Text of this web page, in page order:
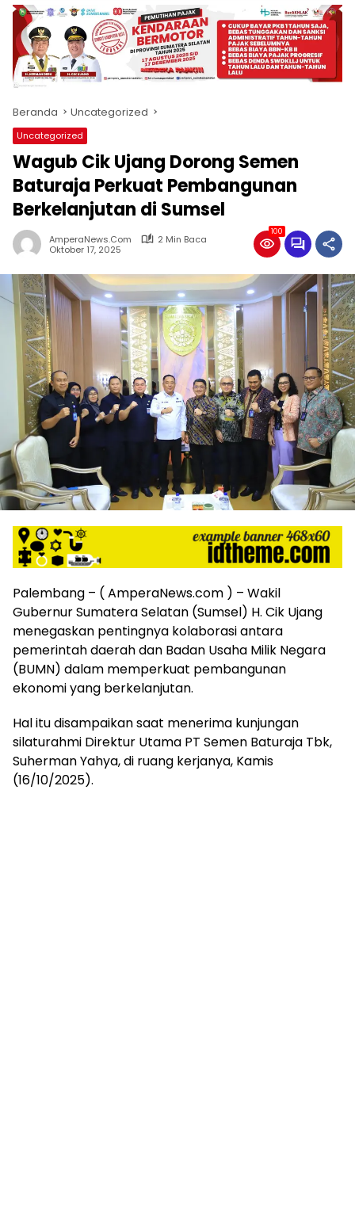
produk
antara
lain
mampu
menjadi
komunikasi
usaha
(beriklan),
fokus
pada
pemberitaan
nasional
maupun
international,
lokal
dan
dinamis,
memiliki
kisaran
harga
iklan
yang
relatif
lebih
murah
dari
Koran
maupun
media
siber
lainnya,
desain
dan
media
siber
lebih
eksklusif,
bergaya
trendi,
unsur
edukasi,
gaya
hidup,
Beranda Uncategorized
Uncategorized
Wagub Cik Ujang Dorong Semen
Baturaja Perkuat Pembangunan
Berkelanjutan di Sumsel
AmperaNews.Com
2 Min Baca
Oktober 17, 2025
100
Palembang – ( AmperaNews.com ) – Wakil
Gubernur Sumatera Selatan (Sumsel) H. Cik Ujang
menegaskan pentingnya kolaborasi antara
pemerintah daerah dan Badan Usaha Milik Negara
(BUMN) dalam memperkuat pembangunan
ekonomi yang berkelanjutan.
Hal itu disampaikan saat menerima kunjungan
silaturahmi Direktur Utama PT Semen Baturaja Tbk,
Suherman Yahya, di ruang kerjanya, Kamis
(16/10/2025).